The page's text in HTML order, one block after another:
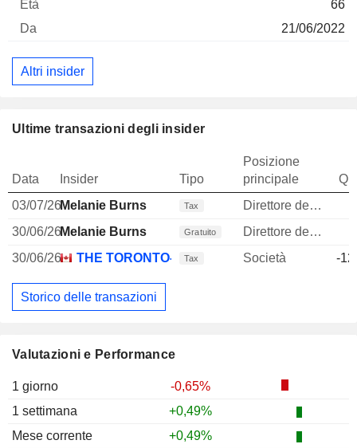
Valutazioni e Performance
1 giorno
-0,65%
1 settimana
+0,49%
Mese corrente
+0,49%
66
21/06/2022
Altri insider
Ultime transazioni degli insider
Data Insider Tipo
Posizione
principale
03/07/26Melanie Burns Tax
Direttore delle risorse umane
30/06/26Melanie Burns Gratuito
Direttore delle risorse umane
30/06/26
THE TORONTO-DOMINION BANK
Tax Società -
Storico delle transazioni